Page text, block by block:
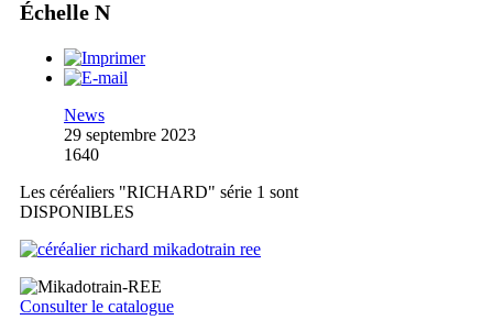
Échelle N
News
29 septembre 2023
1640
Les céréaliers "RICHARD" série 1 sont
DISPONIBLES
Consulter le catalogue